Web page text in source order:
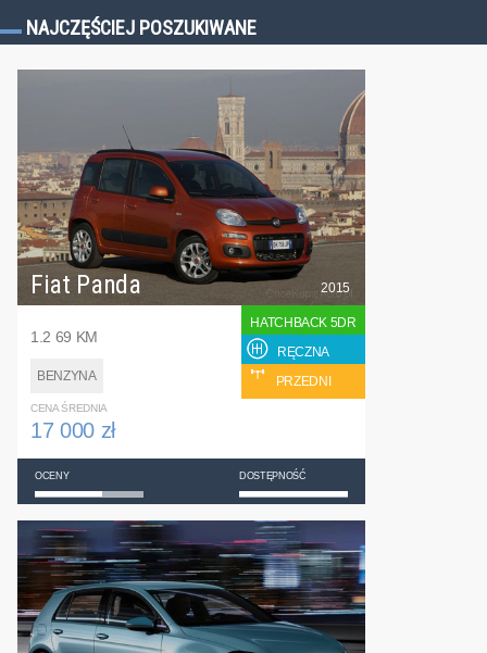
NAJCZĘŚCIEJ POSZUKIWANE
Fiat Panda
1.2 69 KM
BENZYNA
2015
HATCHBACK 5DR
RĘCZNA
PRZEDNI
CENA ŚREDNIA
17 000 zł
OCENY DOSTĘPNOŚĆ